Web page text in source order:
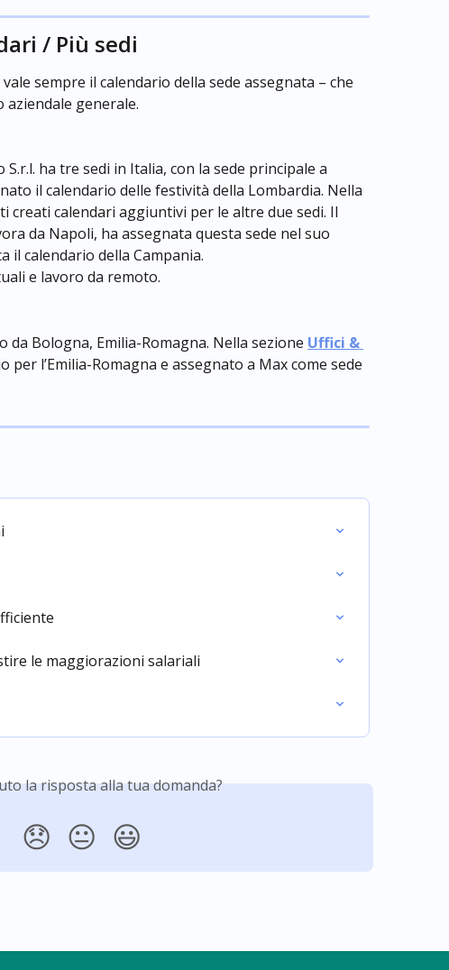
/ Più sedi
sempre il calendario della sede assegnata – che
aziendale generale.
S.r.l. ha tre sedi in Italia, con la sede principale a
il calendario delle festività della Lombardia. Nella
creati calendari aggiuntivi per le altre due sedi. Il
da Napoli, ha assegnata questa sede nel suo
il calendario della Campania.
e lavoro da remoto.
da Bologna, Emilia-Romagna. Nella sezione Uffici &
per l’Emilia-Romagna e assegnato a Max come sede
le maggiorazioni salariali
la risposta alla tua domanda?
😞 😐 😃